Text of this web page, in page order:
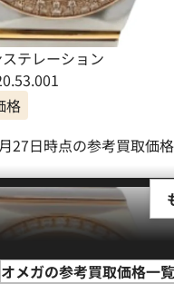
テレーション
格
27日時点の参考買取価
オメガの参考買取価格一